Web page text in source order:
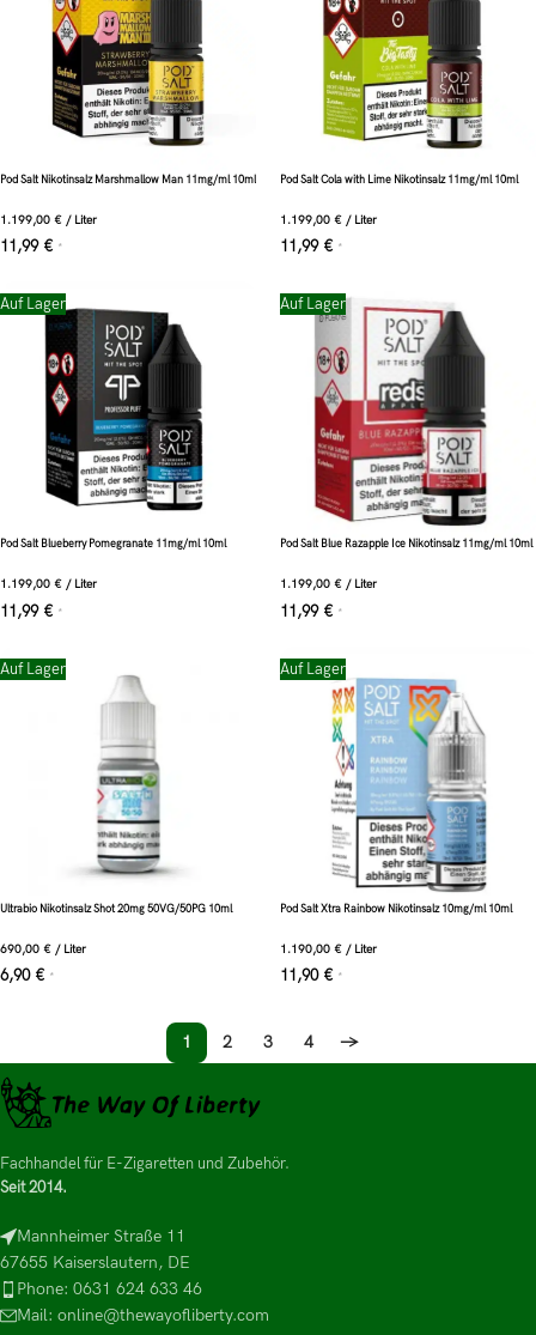
Pod Salt Nikotinsalz Marshmallow Man 11mg/ml 10ml
1.199,00 € / Liter
11,99 € *
Pod Salt Cola with Lime Nikotinsalz 11mg/ml 10ml
1.199,00 € / Liter
11,99 € *
Auf Lager
Pod Salt Blueberry Pomegranate 11mg/ml 10ml
1.199,00 € / Liter
11,99 € *
Auf Lager
Pod Salt Blue Razapple Ice Nikotinsalz 11mg/ml 10ml
1.199,00 € / Liter
11,99 € *
Auf Lager
Ultrabio Nikotinsalz Shot 20mg 50VG/50PG 10ml
690,00 € / Liter
6,90 € *
Auf Lager
Pod Salt Xtra Rainbow Nikotinsalz 10mg/ml 10ml
1.190,00 € / Liter
11,90 € *
1 2 3 4 →
Fachhandel für E-Zigaretten und Zubehör.
Seit 2014.
Mannheimer Straße 11
67655 Kaiserslautern, DE
Phone: 0631 624 633 46
Mail: online@thewayofliberty.com